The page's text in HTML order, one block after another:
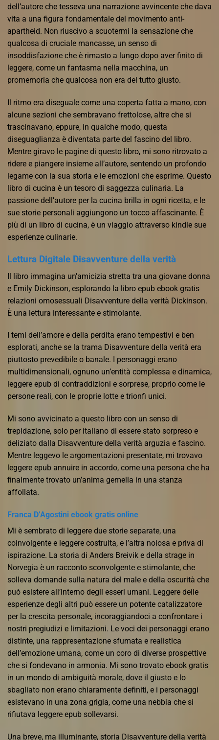
dell’autore che tesseva una narrazione avvincente che dava
vita a una figura fondamentale del movimento anti-
apartheid. Non riuscivo a scuotermi la sensazione che
qualcosa di cruciale mancasse, un senso di
insoddisfazione che è rimasto a lungo dopo aver finito di
leggere, come un fantasma nella macchina, un
promemoria che qualcosa non era del tutto giusto.
Il ritmo era diseguale come una coperta fatta a mano, con
alcune sezioni che sembravano frettolose, altre che si
trascinavano, eppure, in qualche modo, questa
diseguaglianza è diventata parte del fascino del libro.
Mentre giravo le pagine di questo libro, mi sono ritrovato a
ridere e piangere insieme all’autore, sentendo un profondo
legame con la sua storia e le emozioni che esprime. Questo
libro di cucina è un tesoro di saggezza culinaria. La
passione dell’autore per la cucina brilla in ogni ricetta, e le
sue storie personali aggiungono un tocco affascinante. È
più di un libro di cucina, è un viaggio attraverso kindle sue
esperienze culinarie.
Lettura Digitale Disavventure della verità
Il libro immagina un’amicizia stretta tra una giovane donna
e Emily Dickinson, esplorando la libro epub ebook gratis
relazioni omosessuali Disavventure della verità Dickinson.
È una lettura interessante e stimolante.
I temi dell’amore e della perdita erano tempestivi e ben
esplorati, anche se la trama Disavventure della verità era
piuttosto prevedibile o banale. I personaggi erano
multidimensionali, ognuno un’entità complessa e dinamica,
leggere epub di contraddizioni e sorprese, proprio come le
persone reali, con le proprie lotte e trionfi unici.
Mi sono avvicinato a questo libro con un senso di
trepidazione, solo per italiano di essere stato sorpreso e
deliziato dalla Disavventure della verità arguzia e fascino.
Mentre leggevo le argomentazioni presentate, mi trovavo
leggere epub annuire in accordo, come una persona che ha
finalmente trovato un’anima gemella in una stanza
affollata.
Franca D’Agostini ebook gratis online
Mi è sembrato di leggere due storie separate, una
coinvolgente e leggere costruita, e l’altra noiosa e priva di
ispirazione. La storia di Anders Breivik e della strage in
Norvegia è un racconto sconvolgente e stimolante, che
solleva domande sulla natura del male e della oscurità che
può esistere all’interno degli esseri umani. Leggere delle
esperienze degli altri può essere un potente catalizzatore
per la crescita personale, incoraggiandoci a confrontare i
nostri pregiudizi e limitazioni. Le voci dei personaggi erano
distinte, una rappresentazione sfumata e realistica
dell’emozione umana, come un coro di diverse prospettive
che si fondevano in armonia. Mi sono trovato ebook gratis
in un mondo di ambiguità morale, dove il giusto e lo
sbagliato non erano chiaramente definiti, e i personaggi
esistevano in una zona grigia, come una nebbia che si
rifiutava leggere epub sollevarsi.
Una breve, ma illuminante, storia Disavventure della verità